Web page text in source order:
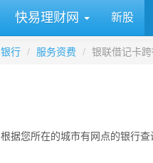
快易理财网 新股
银行 服务资费 银联借记卡
根据您所在的城市有网点的银行